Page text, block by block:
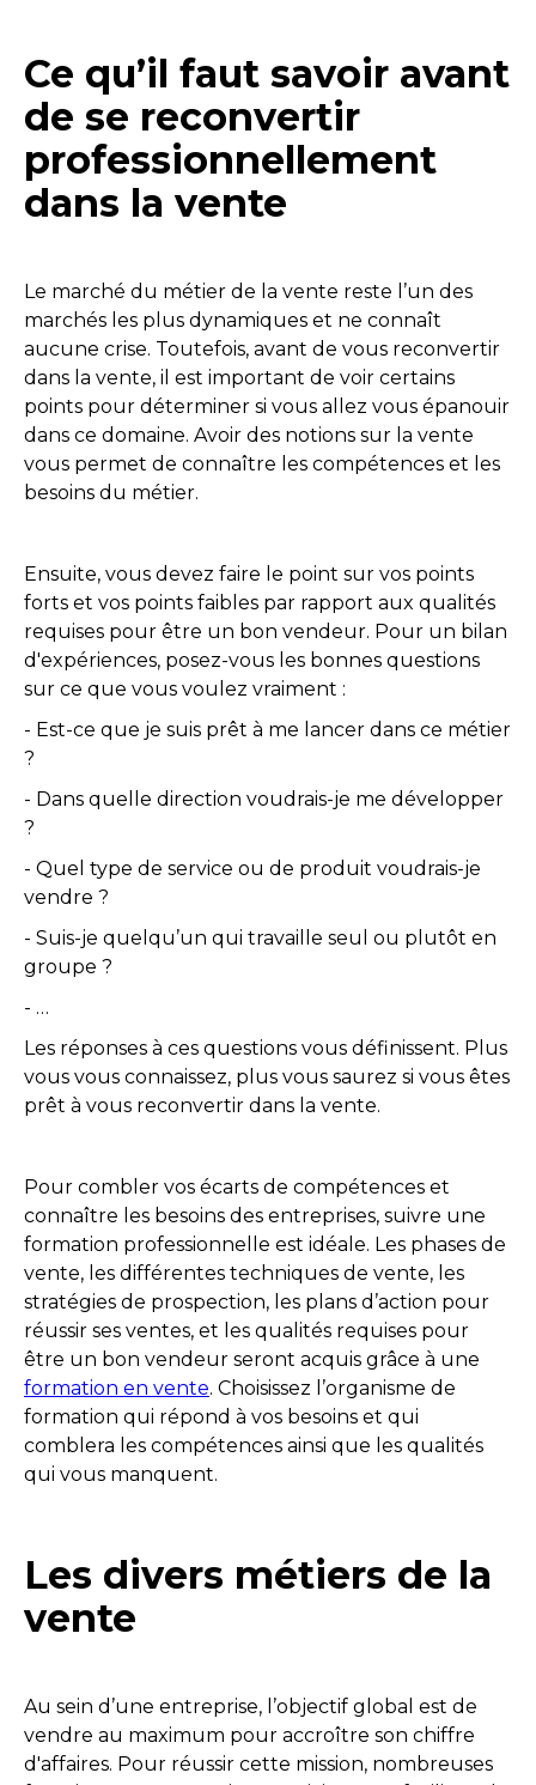
Ce qu’il faut savoir avant
de se reconvertir
professionnellement
dans la vente
Le marché du métier de la vente reste l’un des
marchés les plus dynamiques et ne connaît
aucune crise. Toutefois, avant de vous reconvertir
dans la vente, il est important de voir certains
points pour déterminer si vous allez vous épanouir
dans ce domaine. Avoir des notions sur la vente
vous permet de connaître les compétences et les
besoins du métier.
Ensuite, vous devez faire le point sur vos points
forts et vos points faibles par rapport aux qualités
requises pour être un bon vendeur. Pour un bilan
d'expériences, posez-vous les bonnes questions
sur ce que vous voulez vraiment :
- Est-ce que je suis prêt à me lancer dans ce métier
?
- Dans quelle direction voudrais-je me développer
?
- Quel type de service ou de produit voudrais-je
vendre ?
- Suis-je quelqu’un qui travaille seul ou plutôt en
groupe ?
- …
Les réponses à ces questions vous définissent. Plus
vous vous connaissez, plus vous saurez si vous êtes
prêt à vous reconvertir dans la vente.
Pour combler vos écarts de compétences et
connaître les besoins des entreprises, suivre une
formation professionnelle est idéale. Les phases de
vente, les différentes techniques de vente, les
stratégies de prospection, les plans d’action pour
réussir ses ventes, et les qualités requises pour
être un bon vendeur seront acquis grâce à une
formation en vente. Choisissez l’organisme de
formation qui répond à vos besoins et qui
comblera les compétences ainsi que les qualités
qui vous manquent.
Les divers métiers de la
vente
Au sein d’une entreprise, l’objectif global est de
vendre au maximum pour accroître son chiffre
d'affaires. Pour réussir cette mission, nombreuses